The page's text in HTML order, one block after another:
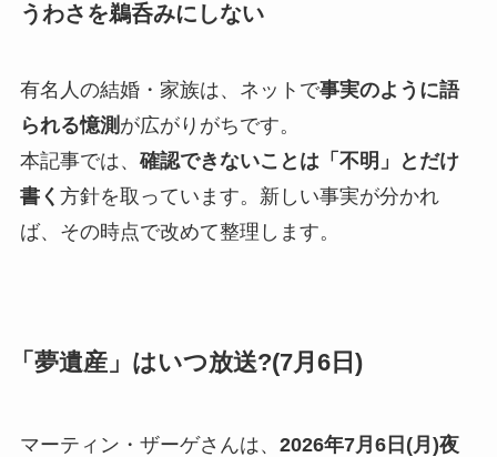
うわさを鵜呑みにしない
有名人の結婚・家族は、ネットで事実のように語
られる憶測 が広がりがちです。
本記事では、 確認できないことは「不明」とだけ
書く 方針を取っています。新しい事実が分かれ
ば、その時点で改めて整理します。
「夢遺産」はいつ放送?(7月6日)
マーティン・ザーゲさんは、 2026年7月6日(月)夜